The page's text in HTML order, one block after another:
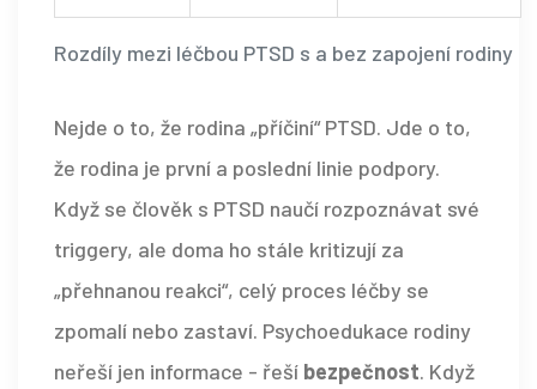
Rozdíly mezi léčbou PTSD s a bez zapojení rodiny
Nejde o to, že rodina „příčiní“ PTSD. Jde o to,
že rodina je první a poslední linie podpory.
Když se člověk s PTSD naučí rozpoznávat své
triggery, ale doma ho stále kritizují za
„přehnanou reakci“, celý proces léčby se
zpomalí nebo zastaví. Psychoedukace rodiny
neřeší jen informace - řeší bezpečnost. Když